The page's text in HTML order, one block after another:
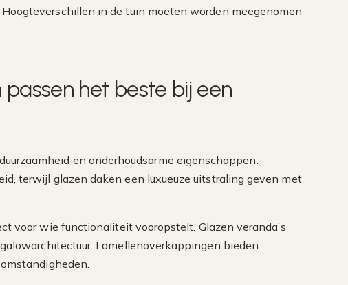
in de tuin moeten worden meegenomen
het beste bij een
en onderhoudsarme eigenschappen.
terwijl glazen daken een luxueuze uitstraling geven met
voor wie functionaliteit vooropstelt. Glazen veranda’s
Lamellenoverkappingen bieden